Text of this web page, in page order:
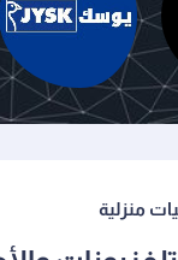
جولد سينتمنزلية